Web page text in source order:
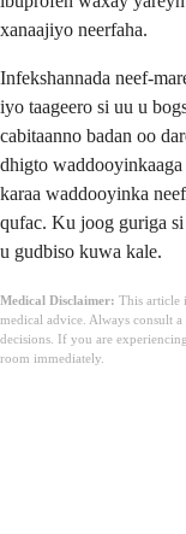
xanaajiyo neerfaha.
Infekshannada neef-
iyo taageero si uu u
cabitaanno badan oo
dhigto
karaa waddooyinka
qufac. Ku joog guriga
u gudbiso kuwa kale.
Medical Disclaimer: This article
medical advice. Always consult
decisions. If you are
room immediately.